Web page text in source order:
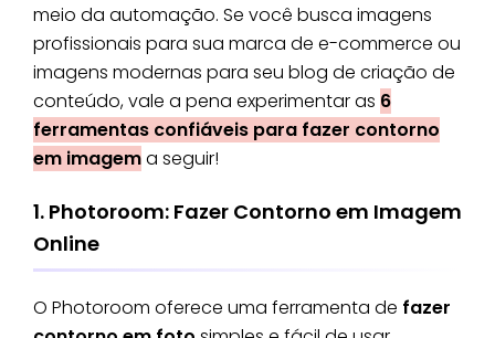
meio da automação. Se você busca imagens
profissionais para sua marca de e-commerce ou
imagens modernas para seu blog de criação de
conteúdo, vale a pena experimentar as 6
ferramentas confiáveis para fazer contorno
em imagema seguir!
1. Photoroom: Fazer Contorno em Imagem
Online
O Photoroom oferece uma ferramenta de fazer